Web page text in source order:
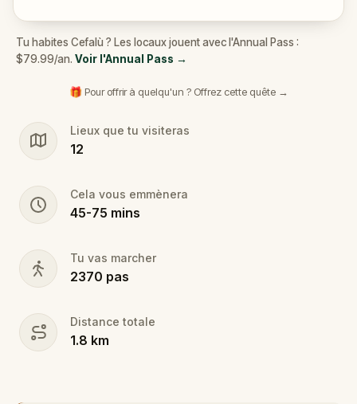
Tu habites Cefalù ? Les locaux jouent avec l'Annual Pass :
$79.99/an. Voir l'Annual Pass →
🎁 Pour offrir à quelqu'un ? Offrez cette quête →
Lieux que tu visiteras
12
Cela vous emmènera
45-75 mins
Tu vas marcher
2370 pas
Distance totale
1.8 km